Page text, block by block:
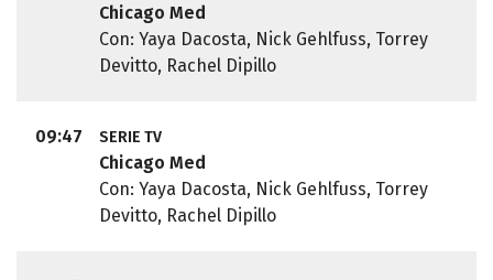
Chicago Med
Con: Yaya Dacosta, Nick Gehlfuss, Torrey
Devitto, Rachel Dipillo
09:47 SERIE TV
Chicago Med
Con: Yaya Dacosta, Nick Gehlfuss, Torrey
Devitto, Rachel Dipillo